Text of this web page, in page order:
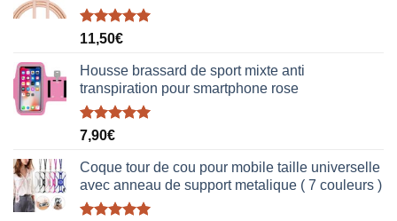
Note5.00
sur 5
11,50€
Housse brassard de sport mixte anti
transpiration pour smartphone rose
Note5.00
sur 5
7,90€
Coque tour de cou pour mobile taille universelle
avec anneau de support metalique ( 7 couleurs )